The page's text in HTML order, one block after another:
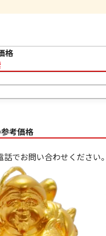
格
考価格
でお問い合わせください。